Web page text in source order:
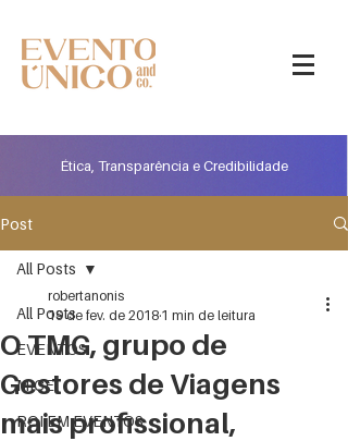
Ética, Transparência e Credibilidade
Post
All Posts
EVENTOS
MICE
ROI EM EVENTOS
All Posts
O TMG, grupo de
Gestores de Viagens
mais profissional,
robertanonis
19 de fev. de 2018 1 min de leitura